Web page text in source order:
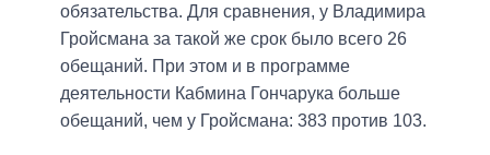
обязательства. Для сравнения, у Владимира
Гройсмана за такой же срок было всего 26
обещаний. При этом и в программе
деятельности Кабмина Гончарука больше
обещаний, чем у Гройсмана: 383 против 103.